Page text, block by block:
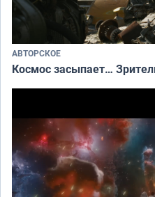
АВТОРСКОЕ
Космос засыпает…